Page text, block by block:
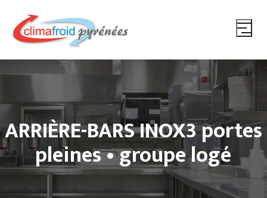
ARRIÈRE-BARS INOX3 portes
pleines • groupe logé